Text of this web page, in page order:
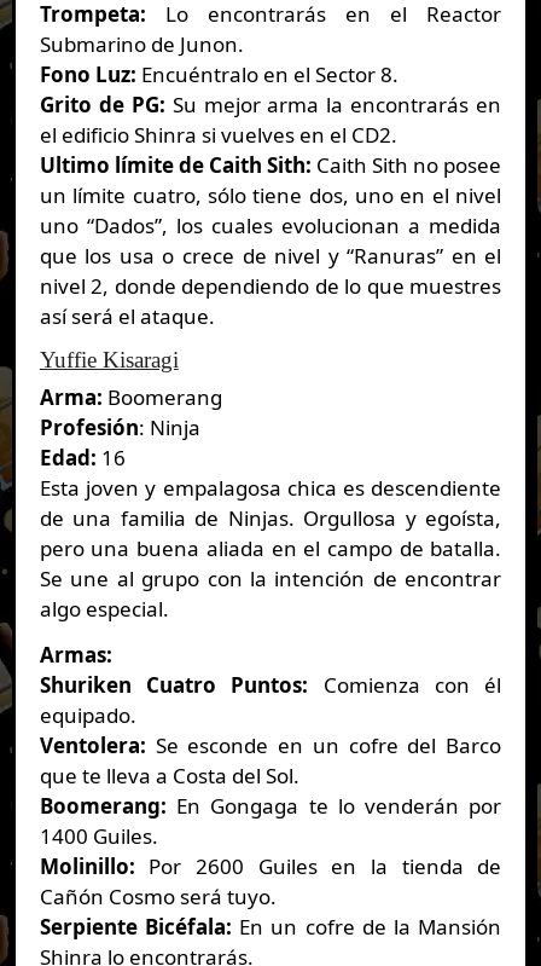
Trompeta: Lo encontrarás en el Reactor
Submarino de Junon.
Fono Luz: Encuéntralo en el Sector 8.
Grito de PG: Su mejor arma la encontrarás en
el edificio Shinra si vuelves en el CD2.
Ultimo límite de Caith Sith: Caith Sith no posee
un límite cuatro, sólo tiene dos, uno en el nivel
uno “Dados”, los cuales evolucionan a medida
que los usa o crece de nivel y “Ranuras” en el
nivel 2, donde dependiendo de lo que muestres
así será el ataque.
Yuffie Kisaragi
Arma: Boomerang
Profesión: Ninja
Edad: 16
Esta joven y empalagosa chica es descendiente
de una familia de Ninjas. Orgullosa y egoísta,
pero una buena aliada en el campo de batalla.
Se une al grupo con la intención de encontrar
algo especial.
Armas:
Shuriken Cuatro Puntos: Comienza con él
equipado.
Ventolera: Se esconde en un cofre del Barco
que te lleva a Costa del Sol.
Boomerang: En Gongaga te lo venderán por
1400 Guiles.
Molinillo: Por 2600 Guiles en la tienda de
Cañón Cosmo será tuyo.
Serpiente Bicéfala: En un cofre de la Mansión
Shinra lo encontrarás.